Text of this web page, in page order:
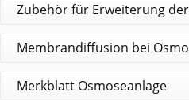
Zubehör für Erweiterung
Membrandiffusion bei
Merkblatt Osmoseanlage